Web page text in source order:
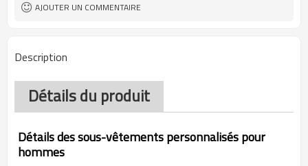
AJOUTER UN COMMENTAIRE
Description
Détails du produit
Détails des sous-vêtements personnalisés pour
hommes